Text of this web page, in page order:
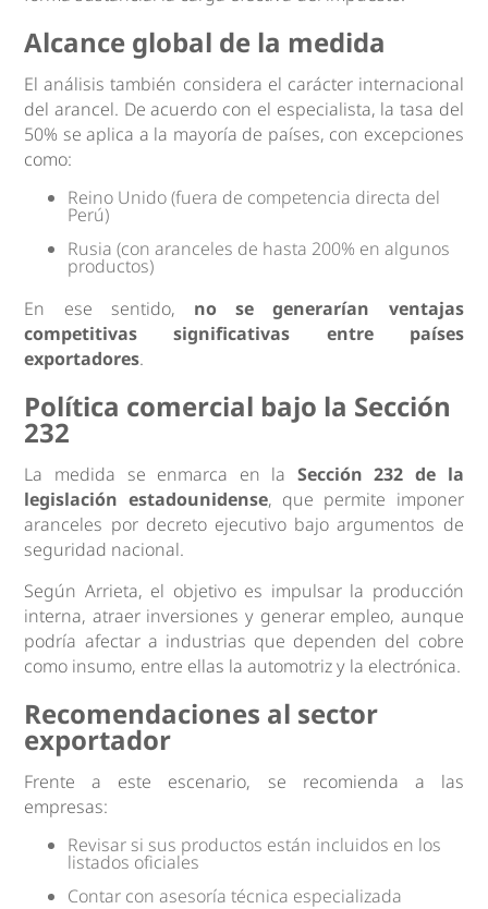
Alcance global de la medida
El análisis también considera el carácter internacional
del arancel. De acuerdo con el especialista, la tasa del
50% se aplica a la mayoría de países, con excepciones
como:
Reino Unido (fuera de competencia directa del
Perú)
Rusia (con aranceles de hasta 200% en algunos
productos)
En ese sentido, no se generarían ventajas
competitivas significativas entre países
exportadores.
Política comercial bajo la Sección
232
La medida se enmarca en la Sección 232 de la
legislación estadounidense, que permite imponer
aranceles por decreto ejecutivo bajo argumentos de
seguridad nacional.
Según Arrieta, el objetivo es impulsar la producción
interna, atraer inversiones y generar empleo, aunque
podría afectar a industrias que dependen del cobre
como insumo, entre ellas la automotriz y la electrónica.
Recomendaciones al sector
exportador
Frente a este escenario, se recomienda a las
empresas:
Revisar si sus productos están incluidos en los
listados oficiales
Contar con asesoría técnica especializada